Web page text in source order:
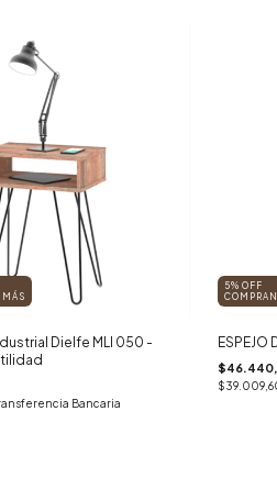
MÁS
Dielfe MLI 050 -
Bancaria
5% OFF
ESPEJO